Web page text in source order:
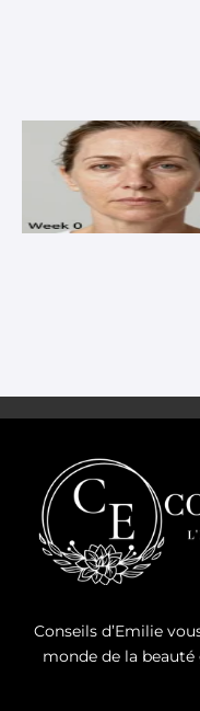
Conseils d’Emilie
monde de la